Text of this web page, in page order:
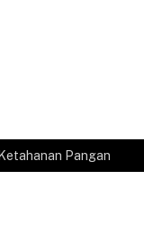
Pangan